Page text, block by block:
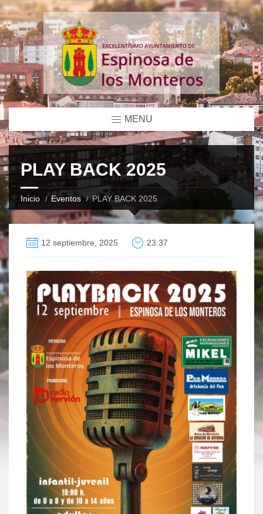
MENU
PLAY BACK 2025
Inicio Eventos PLAY BACK 2025
12 septiembre, 2025 23:37